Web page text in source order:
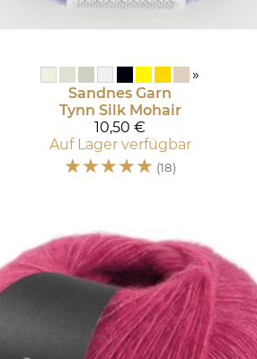
»
Sandnes Garn
Tynn Silk Mohair
10,50 €
Auf Lager verfügbar
☆☆☆☆☆ (18)